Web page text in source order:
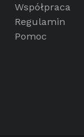
Współpraca
Regulamin
Pomoc